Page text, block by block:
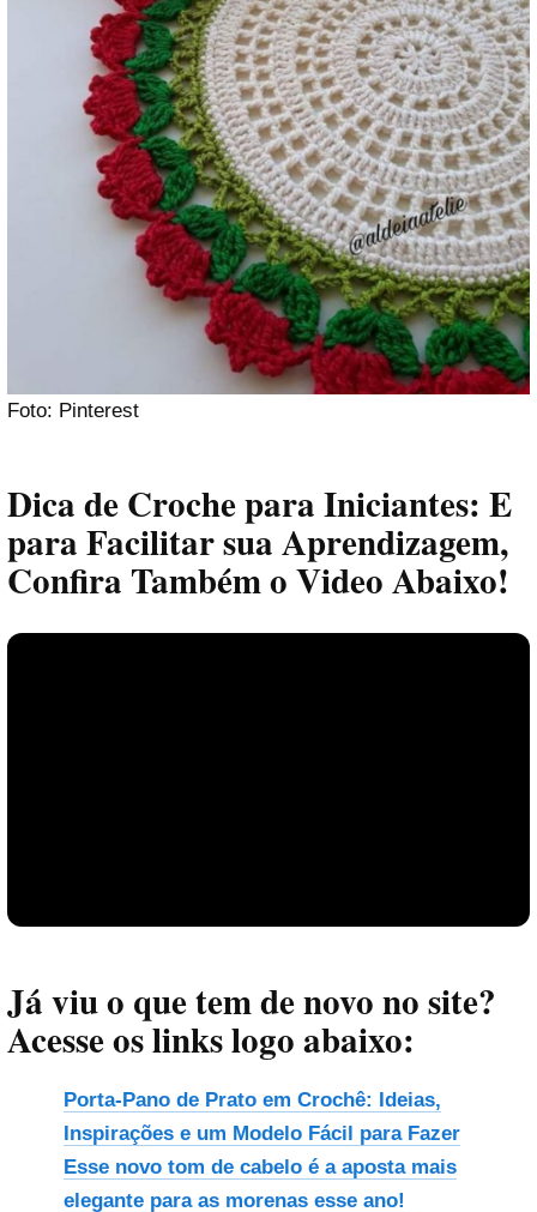
Foto: Pinterest
Dica de Croche para Iniciantes: E
para Facilitar sua Aprendizagem,
Confira Também o Video Abaixo!
Reproduzir vídeo
Já viu o que tem de novo no site?
Acesse os links logo abaixo:
Porta-Pano de Prato em Crochê: Ideias,
Inspirações e um Modelo Fácil para Fazer
Esse novo tom de cabelo é a aposta mais
elegante para as morenas esse ano!